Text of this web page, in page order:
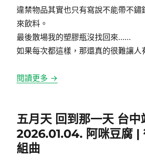
違禁物品其實也只有寫說不能帶不鏽
來飲料。
最後散場我的塑膠瓶沒找回來……
如果每次都這樣，那還真的很難讓人
閱讀更多 →
五月天 回到那一天 台中
2026.01.04. 阿咪豆腐 |
組曲